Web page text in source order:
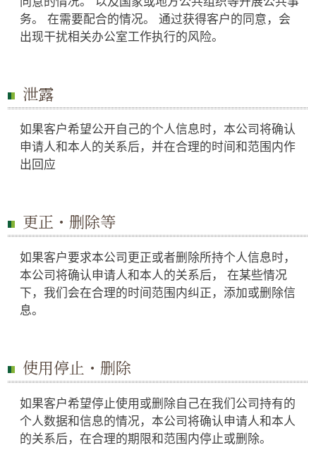
务。 在需要配合的情况。 通过获得客户的同意，会
出现干扰相关办公室工作执行的风险。
泄露
如果客户希望公开自己的个人信息时，本公司将确认
申请人和本人的关系后，并在合理的时间和范围内作
出回应
更正・删除等
如果客户要求本公司更正或者删除所持个人信息时，
本公司将确认申请人和本人的关系后， 在某些情况
下，我们会在合理的时间范围内纠正，添加或删除信
息。
使用停止・删除
如果客户希望停止使用或删除自己在我们公司持有的
个人数据和信息的情况，本公司将确认申请人和本人
的关系后，在合理的期限和范围内停止或删除。